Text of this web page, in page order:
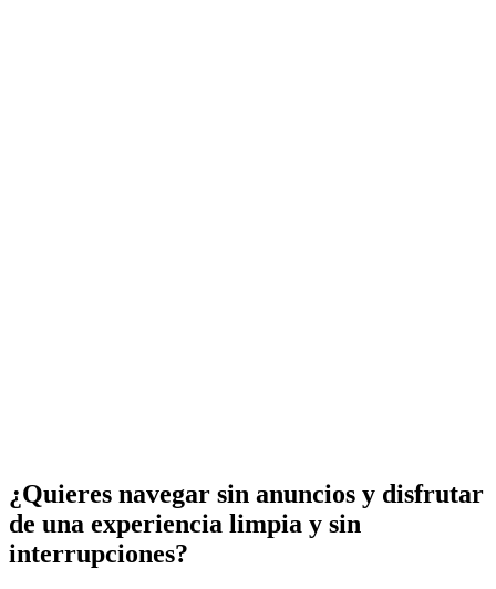
¿Quieres navegar sin anuncios y disfrutar
de una experiencia limpia y sin
interrupciones?